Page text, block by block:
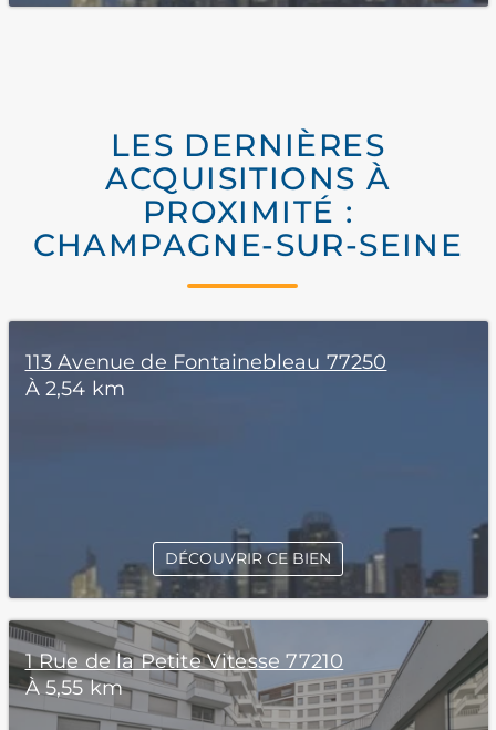
LES DERNIÈRES
ACQUISITIONS À
PROXIMITÉ :
CHAMPAGNE-SUR-SEINE
113 Avenue de Fontainebleau 77250
À 2,54 km
DÉCOUVRIR CE BIEN
1 Rue de la Petite Vitesse 77210
À 5,55 km